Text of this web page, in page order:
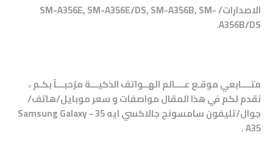
الاصدارات/ SM-A356E, SM-A356E/DS, SM-A356B, SM-
A356B/DS.
متــــابعي موقـع عــــالم الهــواتف الذكيـــة مرْحبـــاً بكـم ،
نقدم لكم في هذا المقال مواصفات و سعر موبايل/هاتف/
جوال/تليفون سامسونج جالاكسي ايه 35 - Samsung Galaxy
A35 .